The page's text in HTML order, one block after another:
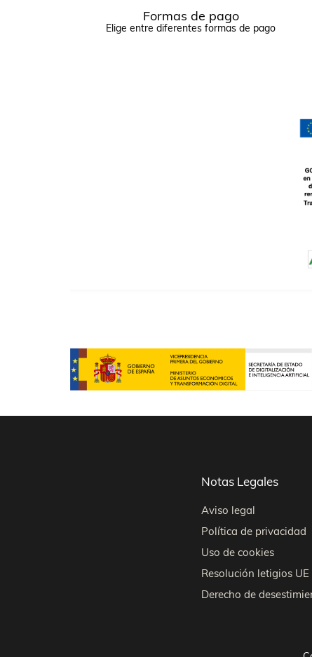
Formas de pago
Elige entre diferentes formas de pago
Notas Legales
Aviso legal
Política de privacidad
Uso de cookies
Resolución letigios UE
Derecho de